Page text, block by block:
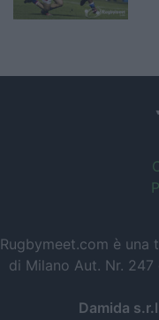
Rugbymeet.com è una
di Milano Aut. Nr.
Damida